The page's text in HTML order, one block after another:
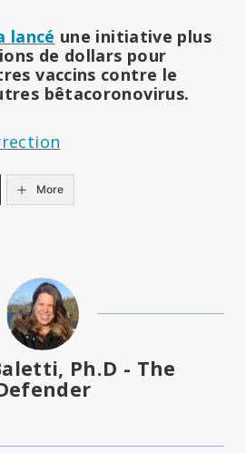
lancé une initiative plus
de dollars pour
vaccins contre le
bêtacoronovirus.
More
Ph.D - The